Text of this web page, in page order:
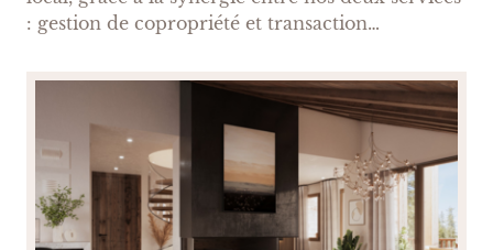
: gestion de copropriété et transaction